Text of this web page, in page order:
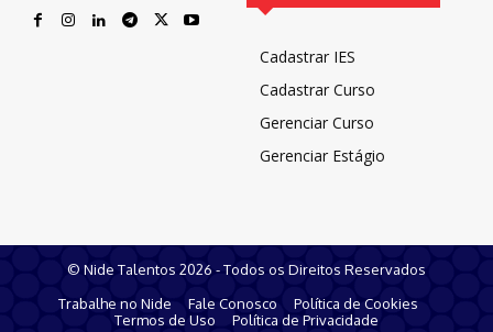
Cadastrar IES
Cadastrar Curso
Gerenciar Curso
Gerenciar Estágio
© Nide Talentos 2026 - Todos os Direitos Reservados
Trabalhe no Nide
Fale Conosco
Política de Cookies
Termos de Uso
Política de Privacidade